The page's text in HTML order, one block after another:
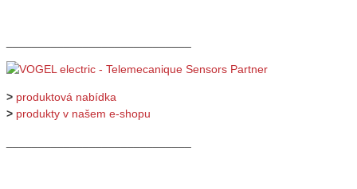
> produktová nabídka
> produkty v našem e-shopu